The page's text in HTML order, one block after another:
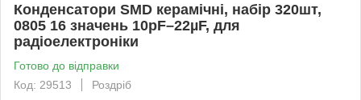
Конденсатори SMD керамічні, набір 320шт,
0805 16 значень 10pF–22µF, для
радіоелектроніки
Готово до відправки
Код: 29513
Роздріб